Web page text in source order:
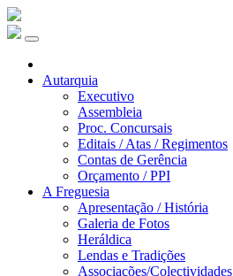
Autarquia
Executivo
Assembleia
Proc. Concursais
Editais / Atas / Regimentos
Contas de Gerência
Orçamento / PPI
A Freguesia
Apresentação / História
Galeria de Fotos
Heráldica
Lendas e Tradições
Associações/Colectividades